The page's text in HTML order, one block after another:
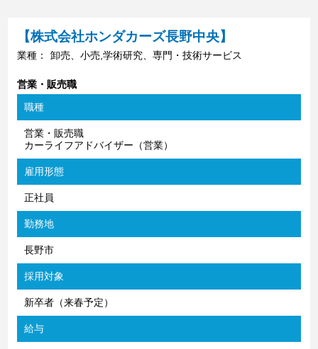
【株式会社ホンダカーズ長野中央】
業種： 卸売、小売,学術研究、専門・技術サービス
営業・販売職
職種
営業・販売職
カーライフアドバイザー（営業）
雇用形態
正社員
勤務地
長野市
採用対象
新卒者（来春予定）
給与